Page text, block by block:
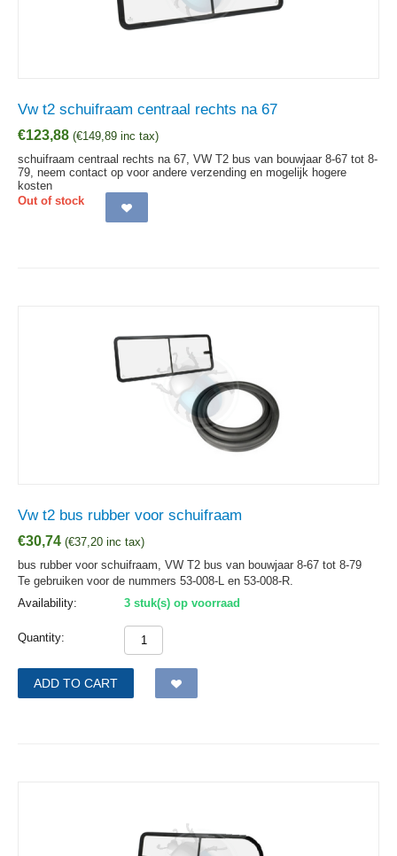
Vw t2 schuifraam centraal rechts na 67
€123,88 (€149,89 inc tax)
schuifraam centraal rechts na 67, VW T2 bus van bouwjaar 8-67 tot 8-
79, neem contact op voor andere verzending en mogelijk hogere
kosten
Out of stock
Vw t2 bus rubber voor schuifraam
€30,74 (€37,20 inc tax)
bus rubber voor schuifraam, VW T2 bus van bouwjaar 8-67 tot 8-79
Te gebruiken voor de nummers 53-008-L en 53-008-R.
Availability:
3 stuk(s) op voorraad
Quantity:
ADD TO CART